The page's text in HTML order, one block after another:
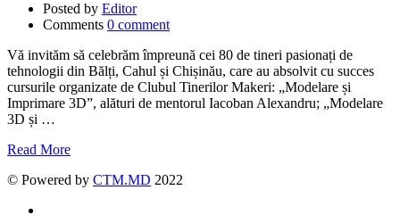
Posted by Editor
Comments 0 comment
Vă invităm să celebrăm împreună cei 80 de tineri pasionați de
tehnologii din Bălți, Cahul și Chișinău, care au absolvit cu succes
cursurile organizate de Clubul Tinerilor Makeri: „Modelare și
Imprimare 3D”, alături de mentorul Iacoban Alexandru; „Modelare
3D și …
Read More
© Powered by CTM.MD 2022